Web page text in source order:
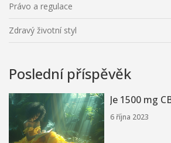
Právo a regulace
Zdravý životní styl
Poslední příspěvěk
Je 1500 mg
6 října 2023